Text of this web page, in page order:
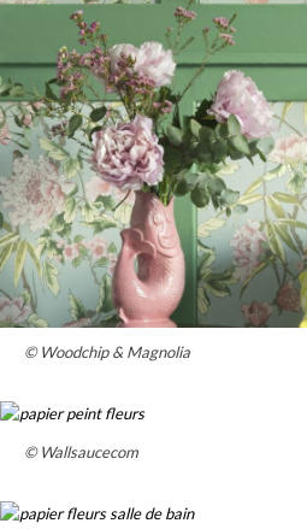
© Woodchip & Magnolia
© Wallsaucecom